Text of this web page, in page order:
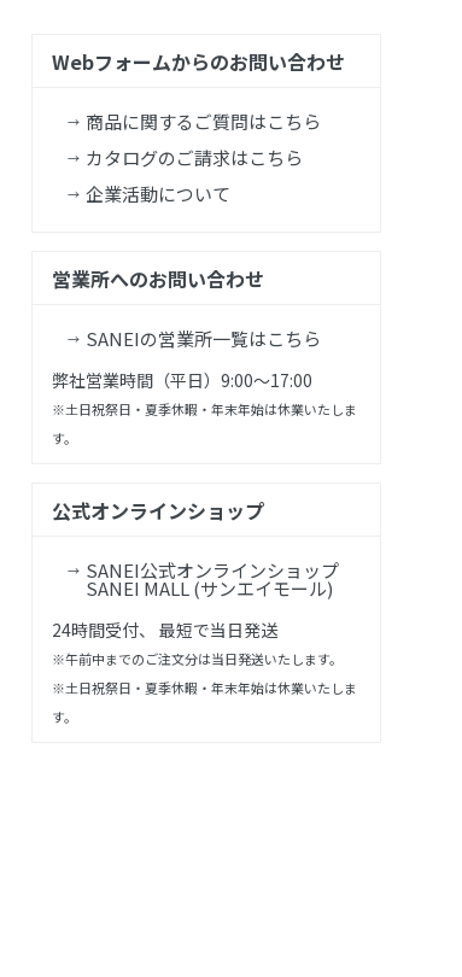
Webフォームからのお問い合わせ
商品に関するご質問はこちら
カタログのご請求はこちら
企業活動について
営業所へのお問い合わせ
SANEIの営業所一覧はこちら
弊社営業時間（平日）9:00～17:00
※土日祝祭日・夏季休暇・年末年始は休業いたしま
す。
公式オンラインショップ
SANEI公式オンラインショップ
SANEI MALL (サンエイモール)
24時間受付、 最短で当日発送
※午前中までのご注文分は当日発送いたします。
※土日祝祭日・夏季休暇・年末年始は休業いたしま
す。